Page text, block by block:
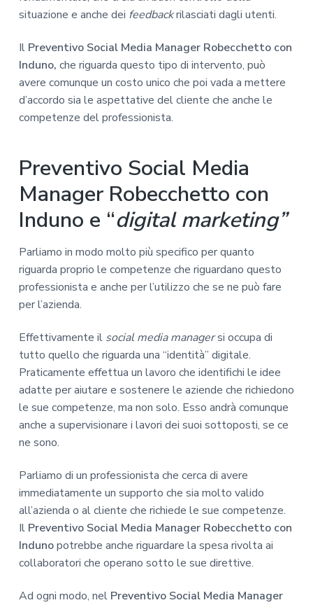
situazione e anche dei feedbackrilasciati dagli utenti.
Il Preventivo Social Media Manager Robecchetto con
Induno, che riguarda questo tipo di intervento, può
avere comunque un costo unico che poi vada a mettere
d’accordo sia le aspettative del cliente che anche le
competenze del professionista.
Preventivo Social Media
Manager Robecchetto con
Induno e “digital marketing”
Parliamo in modo molto più specifico per quanto
riguarda proprio le competenze che riguardano questo
professionista e anche per l’utilizzo che se ne può fare
per l’azienda.
Effettivamente il social media managersi occupa di
tutto quello che riguarda una “identità” digitale.
Praticamente effettua un lavoro che identifichi le idee
adatte per aiutare e sostenere le aziende che richiedono
le sue competenze, ma non solo. Esso andrà comunque
anche a supervisionare i lavori dei suoi sottoposti, se ce
ne sono.
Parliamo di un professionista che cerca di avere
immediatamente un supporto che sia molto valido
all’azienda o al cliente che richiede le sue competenze.
Il Preventivo Social Media Manager Robecchetto con
Indunopotrebbe anche riguardare la spesa rivolta ai
collaboratori che operano sotto le sue direttive.
Ad ogni modo, nel Preventivo Social Media Manager